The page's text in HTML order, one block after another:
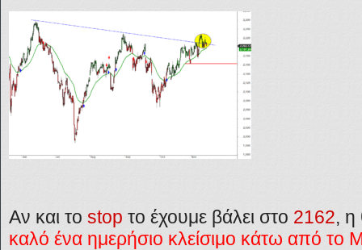
Αν και το stop το έχουμε βάλει στο 2162, η
καλό ένα ημερήσιο κλείσιμο κάτω από το